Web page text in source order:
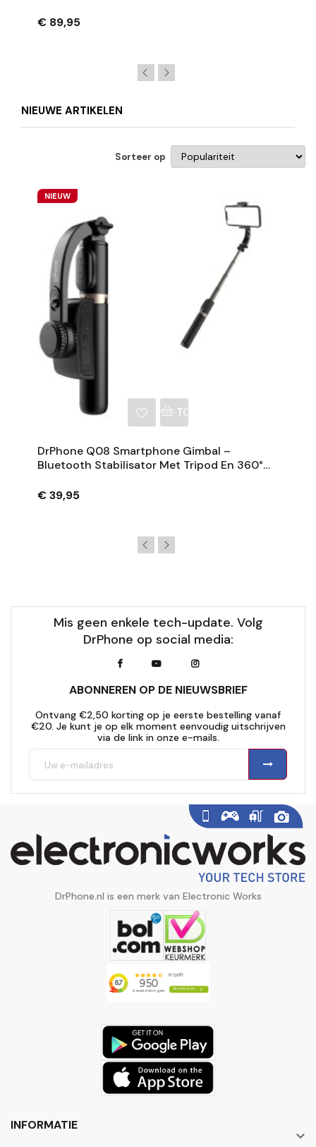
€ 89,95
NIEUWE ARTIKELEN
Sorteer op
NIEUW
TOEVOEGEN AAN
DrPhone Q08 Smartphone Gimbal –
Bluetooth Stabilisator Met Tripod En 360°
€ 39,95
Mis geen enkele tech-update. Volg
DrPhone op social media:
ABONNEREN OP DE NIEUWSBRIEF
Ontvang €2,50 korting op je eerste bestelling vanaf
€20. Je kunt je op elk moment eenvoudig uitschrijven
via de link in onze e-mails.
DrPhone.nl is een merk van Electronic Works
INFORMATIE
